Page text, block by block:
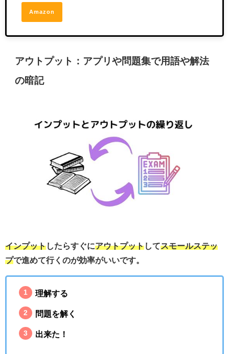
Amazon
アウトプット：アプリや問題集で用語や解法
の暗記
インプットしたらすぐにアウトプットしてスモールステッ
プで進めて行くのが効率がいいです。
理解する
問題を解く
出来た！